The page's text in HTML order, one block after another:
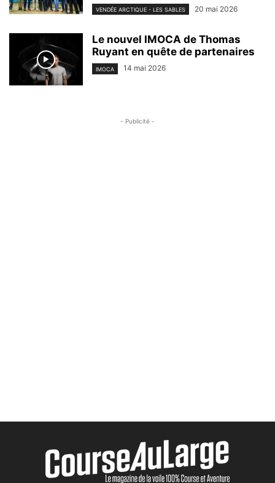
VENDÉE ARCTIQUE - LES SABLES 20 mai 2026
Le nouvel IMOCA de Thomas
Ruyant en quête de partenaires
IMOCA 14 mai 2026
- Publicité -